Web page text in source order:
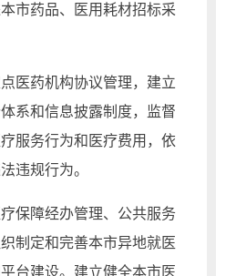
市药品、医用耗材招标采
点医药机构协议管理，建立
系和信息披露制度，监督
服务行为和医疗费用，依
违规行为。
疗保障经办管理、公共服务
制定和完善本市异地就医
台建设。建立健全本市医